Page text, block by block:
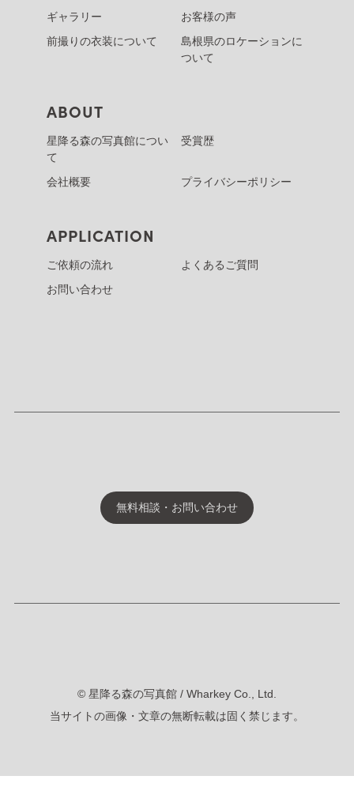
ギャラリー
お客様の声
前撮りの衣装について
島根県のロケーションに
ついて
ABOUT
星降る森の写真館につい
て
受賞歴
会社概要 プライバシーポリシー
APPLICATION
ご依頼の流れ
よくあるご質問
お問い合わせ
無料相談・お問い合わせ
© 星降る森の写真館 / Wharkey Co., Ltd.
当サイトの画像・文章の無断転載は固く禁じます。